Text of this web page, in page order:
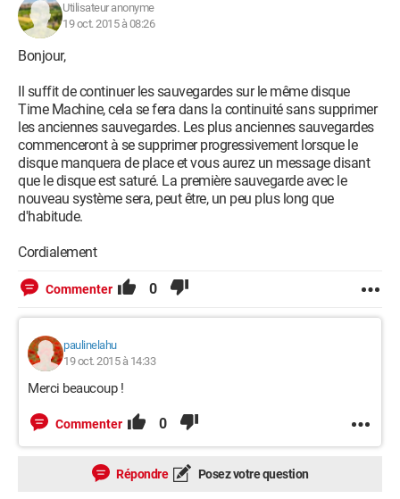
Utilisateur anonyme
19 oct. 2015 à 08:26
Bonjour,
Il suffit de continuer les sauvegardes sur le même disque
Time Machine, cela se fera dans la continuité sans supprimer
les anciennes sauvegardes. Les plus anciennes sauvegardes
commenceront à se supprimer progressivement lorsque le
disque manquera de place et vous aurez un message disant
que le disque est saturé. La première sauvegarde avec le
nouveau système sera, peut être, un peu plus long que
d'habitude.
Cordialement
Commenter 0
paulinelahu
19 oct. 2015 à 14:33
Merci beaucoup !
Commenter 0
Répondre Posez votre question